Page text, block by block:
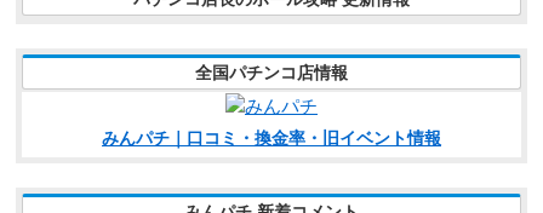
全国パチンコ店情報
みんパチ｜口コミ・換金率・旧イベント情報